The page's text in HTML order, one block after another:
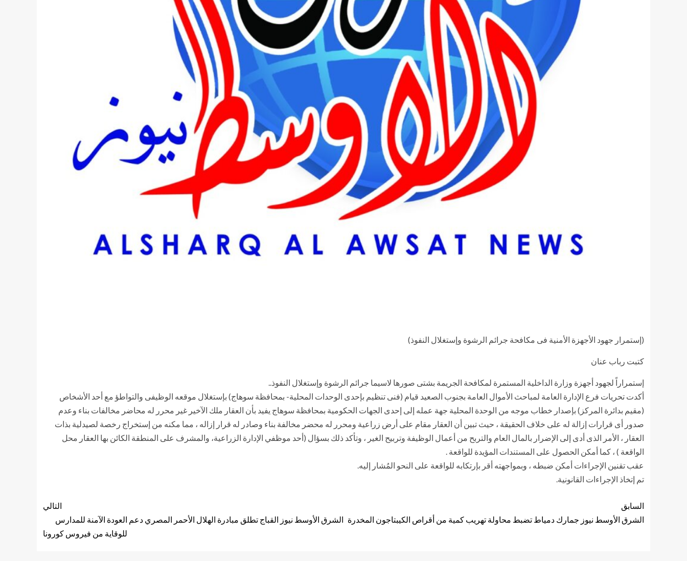
(إستمرار جهود الأجهزة الأمنية فى مكافحة جرائم الرشوة وإستغلال النفوذ)
كتبت رباب عنان
إستمراراً لجهود أجهزة وزارة الداخلية المستمرة لمكافحة الجريمة بشتى صورها لاسيما جرائم الرشوة وإستغلال النفوذ..
أكدت تحريات فرع الإدارة العامة لمباحث الأموال العامة بجنوب الصعيد قيام (فنى تنظيم بإحدى الوحدات المحلية- بمحافظة سوهاج) بإستغلال موقعه الوظيفى والتواطؤ مع أحد الأشخاص
(مقيم بدائرة المركز) بإصدار خطاب موجه من الوحدة المحلية جهة عمله إلى إحدى الجهات الحكومية بمحافظة سوهاج يفيد بأن العقار ملك الآخير غير محرر له محاضر مخالفات بناء وعدم
صدور أى قرارات إزالة له على خلاف الحقيقة ، حيث تبين أن العقار مقام على أرض زراعية ومحرر له محضر مخالفة بناء وصادر له قرار إزاله ، مما مكنه من إستخراج رخصة لصيدلية بذات
العقار ، الأمر الذى أدى إلى الإضرار بالمال العام والتربح من أعمال الوظيفة وتربيح الغير ، وتأكد ذلك بسؤال (أحد موظفي الإدارة الزراعية، والمشرف على المنطقة الكائن بها العقار محل
الواقعة ) ، كما أمكن الحصول على المستندات المؤيدة للواقعة .
عقب تقنين الإجراءات أمكن ضبطه ، وبمواجهته أقر بإرتكابه للواقعة على النحو المُشار إليه.
تم إتخاذ الإجراءات القانونية.
السابق
الشرق الأوسط نيوز جمارك دمياط تضبط محاولة تهريب كمية من أقراص الكيبتاجون المخدرة
التالي
الشرق الأوسط نيوز القباج تطلق مبادرة الهلال الأحمر المصري دعم العودة الآمنة للمدارس
للوقاية من فيروس كورونا